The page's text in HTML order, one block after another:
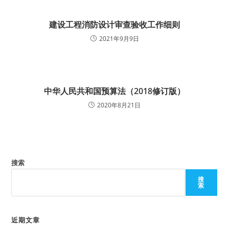
建设工程消防设计审查验收工作细则
2021年9月9日
中华人民共和国预算法（2018修订版）
2020年8月21日
搜索
搜
索
近期文章